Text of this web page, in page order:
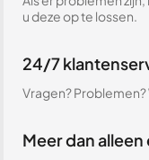
u deze op te lossen.
24/7
Vragen? Problemen?
Meer dan alleen